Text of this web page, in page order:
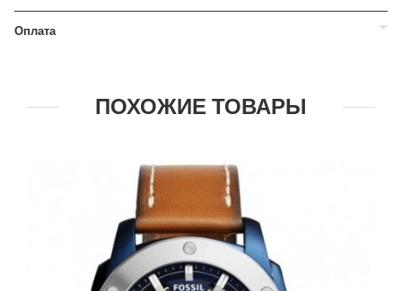
Оплата
ПОХОЖИЕ ТОВАРЫ